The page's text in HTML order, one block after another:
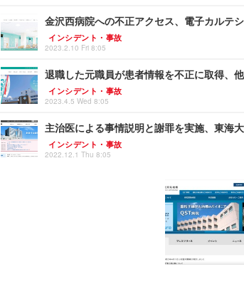
金沢西病院への不正アクセス、電子カルテ
インシデント・事故
2023.2.10 Fri 8:05
退職した元職員が患者情報を不正に取得、
インシデント・事故
2023.4.5 Wed 8:05
主治医による事情説明と謝罪を実施、東海
インシデント・事故
2022.12.1 Thu 8:05